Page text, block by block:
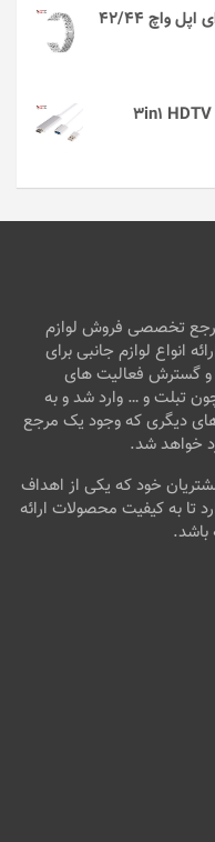
بند طرح Diamond کد i1012 مناسب برای اپل واچ 42/44
مرجع تخصصی فروش لوازم
از سال ۹۸ با هدف ارائه انواع لوازم جانبی برای
و گسترش فعالیت های
تبلت و … وارد شد و به
های دیگری که وجود یک مرجع
خواهد شد.
خود که یکی از اهداف
تا به کیفیت محصولات ارائه
باشد.